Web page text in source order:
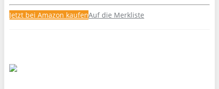
Jetzt bei Amazon kaufenAuf die Merkliste